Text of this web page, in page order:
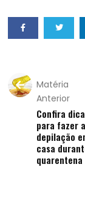
Matéria
Anterior
Confira
para fazer a
depilação
casa
quarentena